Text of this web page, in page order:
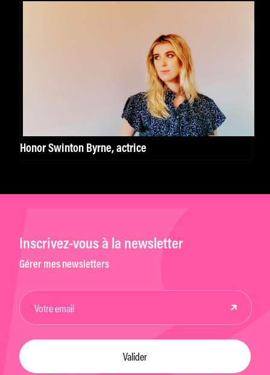
Honor Swinton Byrne, actrice
Inscrivez-vous à la newsletter
Gérer mes newsletters